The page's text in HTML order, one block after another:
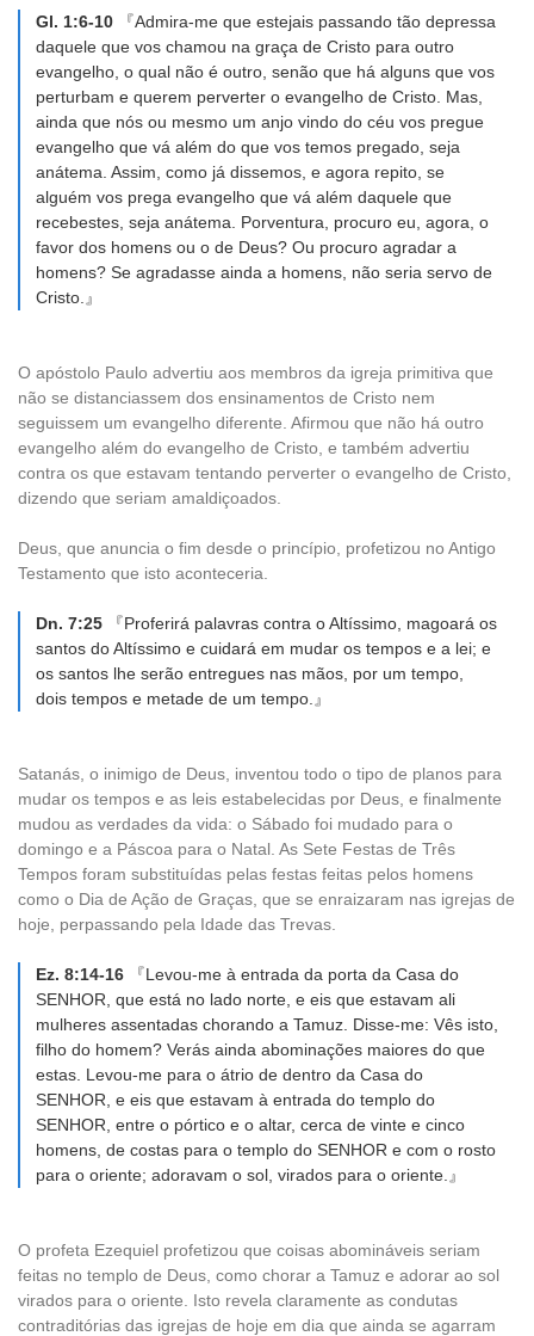
Gl. 1:6-10 『Admira-me que estejais passando tão depressa
daquele que vos chamou na graça de Cristo para outro
evangelho, o qual não é outro, senão que há alguns que vos
perturbam e querem perverter o evangelho de Cristo. Mas,
ainda que nós ou mesmo um anjo vindo do céu vos pregue
evangelho que vá além do que vos temos pregado, seja
anátema. Assim, como já dissemos, e agora repito, se
alguém vos prega evangelho que vá além daquele que
recebestes, seja anátema. Porventura, procuro eu, agora, o
favor dos homens ou o de Deus? Ou procuro agradar a
homens? Se agradasse ainda a homens, não seria servo de
Cristo.』
O apóstolo Paulo advertiu aos membros da igreja primitiva que
não se distanciassem dos ensinamentos de Cristo nem
seguissem um evangelho diferente. Afirmou que não há outro
evangelho além do evangelho de Cristo, e também advertiu
contra os que estavam tentando perverter o evangelho de Cristo,
dizendo que seriam amaldiçoados.
Deus, que anuncia o fim desde o princípio, profetizou no Antigo
Testamento que isto aconteceria.
Dn. 7:25 『Proferirá palavras contra o Altíssimo, magoará os
santos do Altíssimo e cuidará em mudar os tempos e a lei; e
os santos lhe serão entregues nas mãos, por um tempo,
dois tempos e metade de um tempo.』
Satanás, o inimigo de Deus, inventou todo o tipo de planos para
mudar os tempos e as leis estabelecidas por Deus, e finalmente
mudou as verdades da vida: o Sábado foi mudado para o
domingo e a Páscoa para o Natal. As Sete Festas de Três
Tempos foram substituídas pelas festas feitas pelos homens
como o Dia de Ação de Graças, que se enraizaram nas igrejas de
hoje, perpassando pela Idade das Trevas.
Ez. 8:14-16 『Levou-me à entrada da porta da Casa do
SENHOR, que está no lado norte, e eis que estavam ali
mulheres assentadas chorando a Tamuz. Disse-me: Vês isto,
filho do homem? Verás ainda abominações maiores do que
estas. Levou-me para o átrio de dentro da Casa do
SENHOR, e eis que estavam à entrada do templo do
SENHOR, entre o pórtico e o altar, cerca de vinte e cinco
homens, de costas para o templo do SENHOR e com o rosto
para o oriente; adoravam o sol, virados para o oriente.』
O profeta Ezequiel profetizou que coisas abomináveis seriam
feitas no templo de Deus, como chorar a Tamuz e adorar ao sol
virados para o oriente. Isto revela claramente as condutas
contraditórias das igrejas de hoje em dia que ainda se agarram